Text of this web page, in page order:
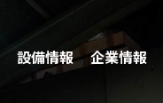
設備情報 企業情報